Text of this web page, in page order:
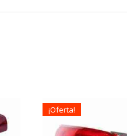
¡Oferta!